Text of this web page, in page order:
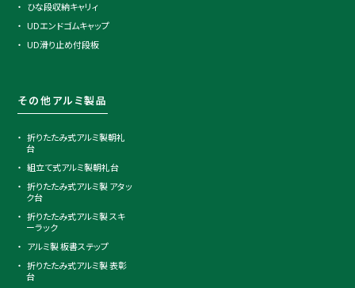
ひな段収納キャリィ
UDエンドゴムキャップ
UD滑り止め付段板
その他アルミ製品
折りたたみ式アルミ製朝礼
台
組立て式アルミ製朝礼台
折りたたみ式アルミ製 アタッ
ク台
折りたたみ式アルミ製 スキ
ーラック
アルミ製 板書ステップ
折りたたみ式アルミ製 表彰
台